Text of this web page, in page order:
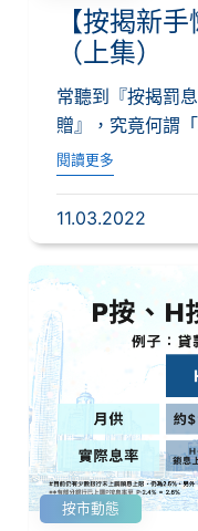
【按揭新
（上集）
常聽到『按揭罰
贈』，究竟何謂
何謂...
閱讀更多
11.03.2022
按市動態